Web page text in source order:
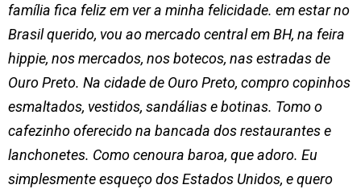
família fica feliz em ver a minha felicidade. em estar no
Brasil querido, vou ao mercado central em BH, na feira
hippie, nos mercados, nos botecos, nas estradas de
Ouro Preto. Na cidade de Ouro Preto, compro copinhos
esmaltados, vestidos, sandálias e botinas. Tomo o
cafezinho oferecido na bancada dos restaurantes e
lanchonetes. Como cenoura baroa, que adoro. Eu
simplesmente esqueço dos Estados Unidos, e quero